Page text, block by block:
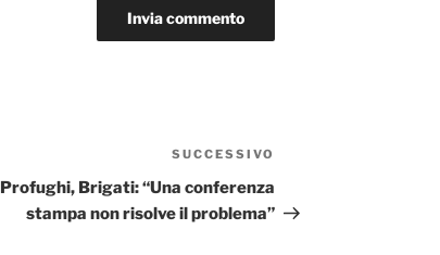
SUCCESSIVO
Profughi, Brigati: “Una conferenza
stampa non risolve il problema”